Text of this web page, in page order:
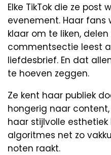
Elke TikTok die ze
evenement. Haar
klaar om te liken,
commentsectie leest
liefdesbrief. En dat
te hoeven zeggen.
Ze kent haar publiek
hongerig naar
haar stijlvolle
algoritmes net zo
noten raakt.